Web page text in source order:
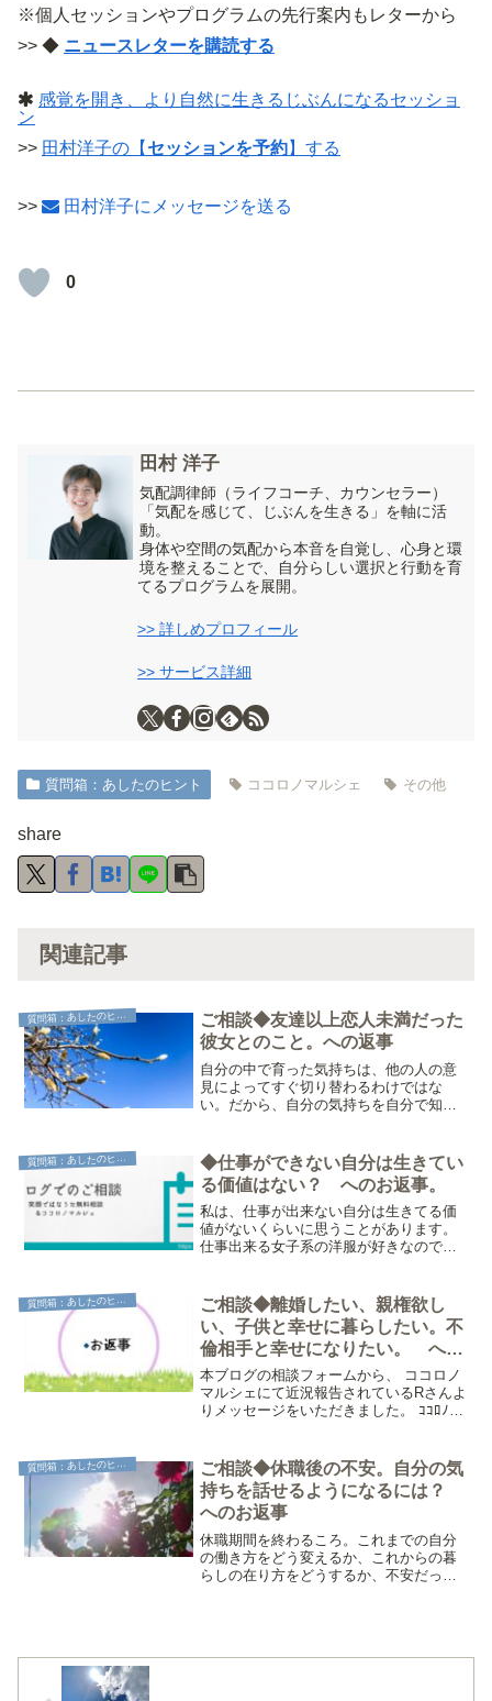
※個人セッションやプログラムの先行案内もレターから
>> ◆ ニュースレターを購読する
感覚を開き、より自然に生きるじぶんになるセッショ
ン
>> 田村洋子の【 セッションを予約】する
>> 田村洋子にメッセージを送る
0
田村 洋子
気配調律師（ライフコーチ、カウンセラー）
「気配を感じて、じぶんを生きる」を軸に活
動。
身体や空間の気配から本音を自覚し、心身と環
境を整えることで、自分らしい選択と行動を育
てるプログラムを展開。
>> 詳しめプロフィール
>> サービス詳細
質問箱：あしたのヒント ココロノマルシェ その他
share
関連記事
質
問箱：あしたのヒント
ご相談◆友達以上恋人未満だった
彼女とのこと。への返事
自分の中で育った気持ちは、他の人の意
見によってすぐ切り替わるわけではな
い。だから、自分の気持ちを自分で知っ
談】にいただいたご相談へのお返事で
す。バイトの後輩の女の子とゲー...
質
問箱：あしたのヒント
◆仕事ができない自分は生きてい
る価値はない？ へのお返事。
私は、仕事が出来ない自分は生きてる価
値がないくらいに思うことがあります。
仕事出来る女子系の洋服が好きなのです
落も嫌になります。仕事はずっとしてい
きたいので、仕事に対する...
質
問箱：あしたのヒント
ご相談◆離婚したい、親権欲し
い、子供と幸せに暮らしたい。不
倫相手と幸せになりたい。 への
お返事。
本ブログの相談フォームから、 ココロノ
マルシェにて近況報告されているRさんよ
りメッセージをいただきました。 ｺｺﾛﾉﾏﾙ
りたい。都合よすぎるかな？』で近況報
告していま...
質
問箱：あしたのヒント
ご相談◆休職後の不安。自分の気
持ちを話せるようになるには？
へのお返事
休職期間を終わるころ。これまでの自分
の働き方をどう変えるか、これからの暮
らしの在り方をどうするか、不安だった